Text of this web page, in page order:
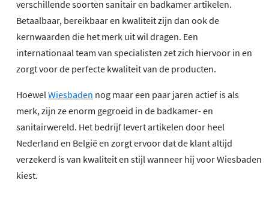
verschillende soorten sanitair en badkamer artikelen.
Betaalbaar, bereikbaar en kwaliteit zijn dan ook de
kernwaarden die het merk uit wil dragen. Een
internationaal team van specialisten zet zich hiervoor in en
zorgt voor de perfecte kwaliteit van de producten.
Hoewel Wiesbaden nog maar een paar jaren actief is als
merk, zijn ze enorm gegroeid in de badkamer- en
sanitairwereld. Het bedrijf levert artikelen door heel
Nederland en België en zorgt ervoor dat de klant altijd
verzekerd is van kwaliteit en stijl wanneer hij voor Wiesbaden
kiest.